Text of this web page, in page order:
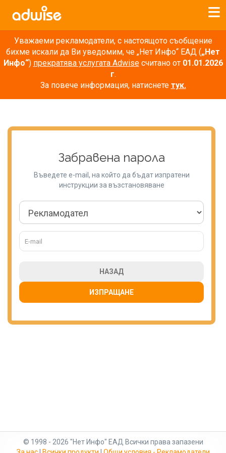
Уважаеми рекламодатели, с настоящото съобщение
бихме искали да Ви уведомим, че „Нет Инфо“ ЕАД („Нет
Инфо“) прекратява услугата Adwiseсчитано от 01.01.2026
г.
За повече информация, натиснете тук.
Забравена парола
Въведете e-mail, на който да бъдат изпратени
инструкции за възстановяване
НАЗАД
ИЗПРАЩАНЕ
© 1998 - 2026 "Нет Инфо" ЕАД Всички права запазени